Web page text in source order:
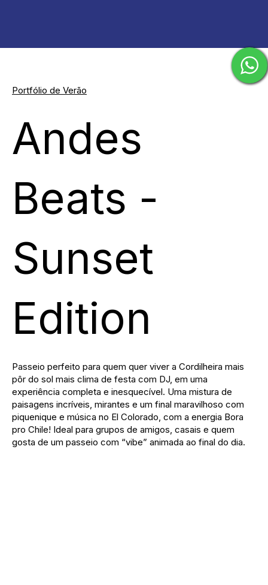
Portfólio de Verão
Andes
Beats -
Sunset
Edition
Passeio perfeito para quem quer viver a Cordilheira mais
pôr do sol mais clima de festa com DJ, em uma
experiência completa e inesquecível. Uma mistura de
paisagens incríveis, mirantes e um final maravilhoso com
piquenique e música no El Colorado, com a energia Bora
pro Chile! Ideal para grupos de amigos, casais e quem
gosta de um passeio com “vibe” animada ao final do dia.